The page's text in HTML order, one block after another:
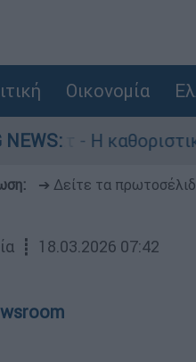
Οικονομία
NEWS:
- Η καθοριστική
➔ Δείτε τα
┋ 18.03.2026 07:42